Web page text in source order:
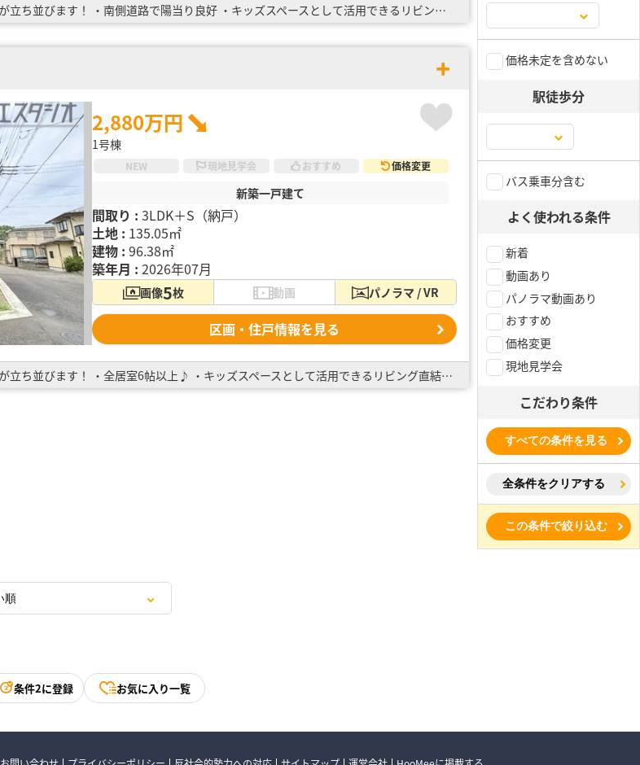
全棟太陽光パネル標準搭載！ ・整形地の整った区画が立ち並びます！ ・南側道路で陽当り良好 ・キッズスペースとして活用できるリビング直結の3帖タタミコーナー ・バルコニーは屋根付きで突然の雨も心配無…
2,880万円
1号棟
NEW 現地見学会 おすすめ 価格変更
新築一戸建て
間取り : 3LDK＋S（納戸）
土地 : 135.05㎡
建物 : 96.38㎡
築年月 : 2026年07月
画像5枚 動画 パノラマ / VR
区画・住戸情報を見る
全棟太陽光パネル標準搭載！ ・整形地の整った区画が立ち並びます！ ・全居室6帖以上♪ ・キッズスペースとして活用できるリビング直結の6帖和室 ・バルコニーは屋根付きで突然の雨も心配無用！ 広々バ…
価格未定を含めない
駅徒歩分
バス乗車分含む
よく使われる条件
新着
動画あり
パノラマ動画あり
おすすめ
価格変更
現地見学会
こだわり条件
すべての条件を見る
全条件をクリアする
この条件で絞り込む
条件2に登録 お気に入り一覧